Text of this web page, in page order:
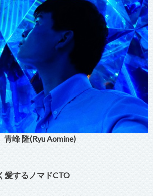
青峰 隆(Ryu Aomine)
愛するノマドCTO